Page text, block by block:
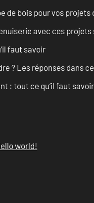
de bois pour vos projets
avec ces projets
faut savoir
? Les réponses dans
: tout ce qu’il faut
world!